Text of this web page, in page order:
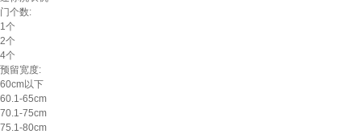
门个数:
1个
2个
4个
预留宽度:
60cm以下
60.1-65cm
70.1-75cm
75.1-80cm